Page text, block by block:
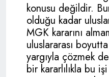
konusu değildir.
olduğu kadar
MGK kararını
uluslararası
yargıyla çözmek
bir kararlılıkla bu